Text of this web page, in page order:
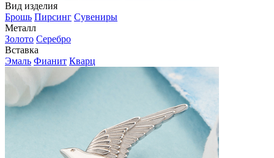
Вид изделия
Брошь Пирсинг Сувениры
Металл
Золото Серебро
Вставка
Эмаль Фианит Кварц